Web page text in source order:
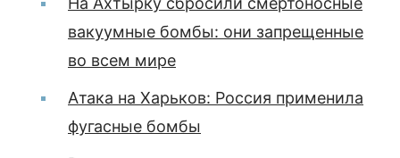
вакуумные бомбы: они запрещенные
во всем мире
Атака на Харьков: Россия применила
фугасные бомбы